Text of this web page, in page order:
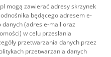
mogą zawierać adresy skrzynek
będącego adresem e-
(adres e-mail oraz
w celu przesłania
przetwarzania danych przez
przetwarzania danych